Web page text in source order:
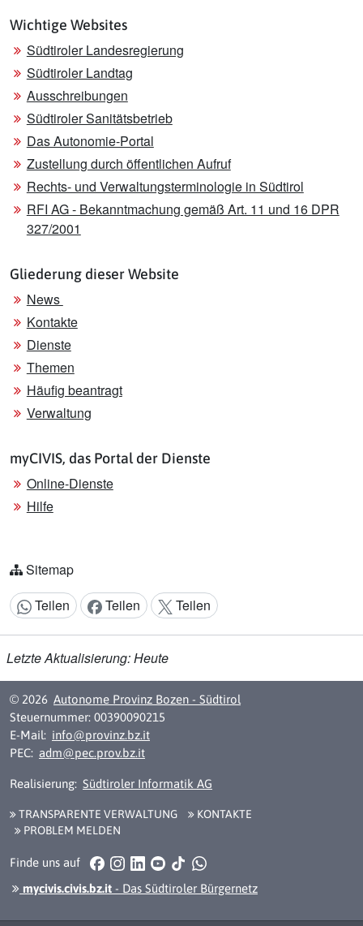
Wichtige Websites
Südtiroler Landesregierung
Südtiroler Landtag
Ausschreibungen
Südtiroler Sanitätsbetrieb
Das Autonomie-Portal
Zustellung durch öffentlichen Aufruf
Rechts- und Verwaltungsterminologie in Südtirol
RFI AG - Bekanntmachung gemäß Art. 11 und 16 DPR
327/2001
Gliederung dieser Website
News
Kontakte
Dienste
Themen
Häufig beantragt
Verwaltung
myCIVIS, das Portal der Dienste
Online-Dienste
Hilfe
Sitemap
Inhalt teilen:
Teilen Teilen Teilen
Letzte Aktualisierung: Heute
© 2026 Autonome Provinz Bozen - Südtirol
Steuernummer: 00390090215
E-Mail: info@provinz.bz.it
PEC: adm@pec.prov.bz.it
Realisierung: Südtiroler Informatik AG
TRANSPARENTE VERWALTUNG
KONTAKTE
PROBLEM MELDEN
Finde uns auf Facebook
Instagram
LinkedInYouTube
TikTokWhatsApp
mycivis.civis.bz.it - Das Südtiroler Bürgernetz